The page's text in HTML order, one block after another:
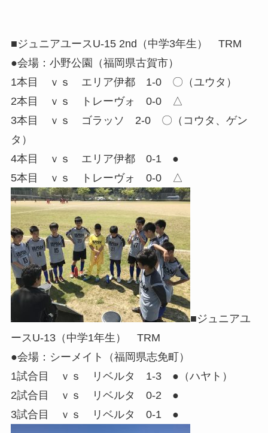
■ジュニアユースU-15 2nd（中学3年生） TRM
●会場：小野公園（福岡県古賀市）
1本目 ｖｓ エリア伊都 1-0 〇（ユウタ）
2本目 ｖｓ トレーヴォ 0-0 △
3本目 ｖｓ ゴラッソ 2-0 〇（コウタ、ゲン
タ）
4本目 ｖｓ エリア伊都 0-1 ●
5本目 ｖｓ トレーヴォ 0-0 △
■ジュニアユ
ースU-13（中学1年生） TRM
●会場：シーメイト（福岡県志免町）
1試合目 ｖｓ リベルタ 1-3 ●（ハヤト）
2試合目 ｖｓ リベルタ 0-2 ●
3試合目 ｖｓ リベルタ 0-1 ●